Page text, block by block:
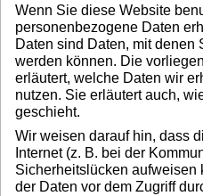
Wenn Sie diese Website
personenbezogene Daten
Daten sind Daten, mit denen
werden können. Die
erläutert, welche Daten wir
nutzen. Sie erläutert auch,
geschieht.
Wir weisen darauf hin, dass
Internet (z. B. bei der
Sicherheitslücken aufweisen
der Daten vor dem Zugriff